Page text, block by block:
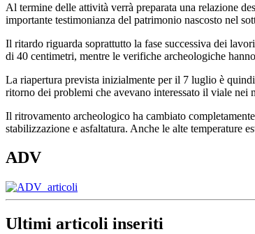
Al termine delle attività verrà preparata una relazione
importante testimonianza del patrimonio nascosto nel
Il ritardo riguarda soprattutto la fase successiva dei
di 40 centimetri, mentre le verifiche archeologiche
La riapertura prevista inizialmente per il 7 luglio è
ritorno dei problemi che avevano interessato il viale nei
Il ritrovamento archeologico ha cambiato
stabilizzazione e asfaltatura. Anche le alte temperature
ADV
Ultimi articoli inseriti